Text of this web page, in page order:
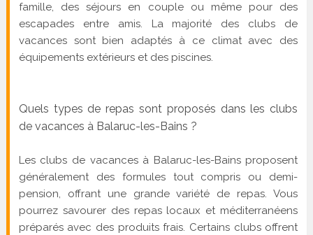
famille, des séjours en couple ou même pour des
escapades entre amis. La majorité des clubs de
vacances sont bien adaptés à ce climat avec des
équipements extérieurs et des piscines.
Quels types de repas sont proposés dans les clubs
de vacances à Balaruc-les-Bains ?
Les clubs de vacances à Balaruc-les-Bains proposent
généralement des formules tout compris ou demi-
pension, offrant une grande variété de repas. Vous
pourrez savourer des repas locaux et méditerranéens
préparés avec des produits frais. Certains clubs offrent